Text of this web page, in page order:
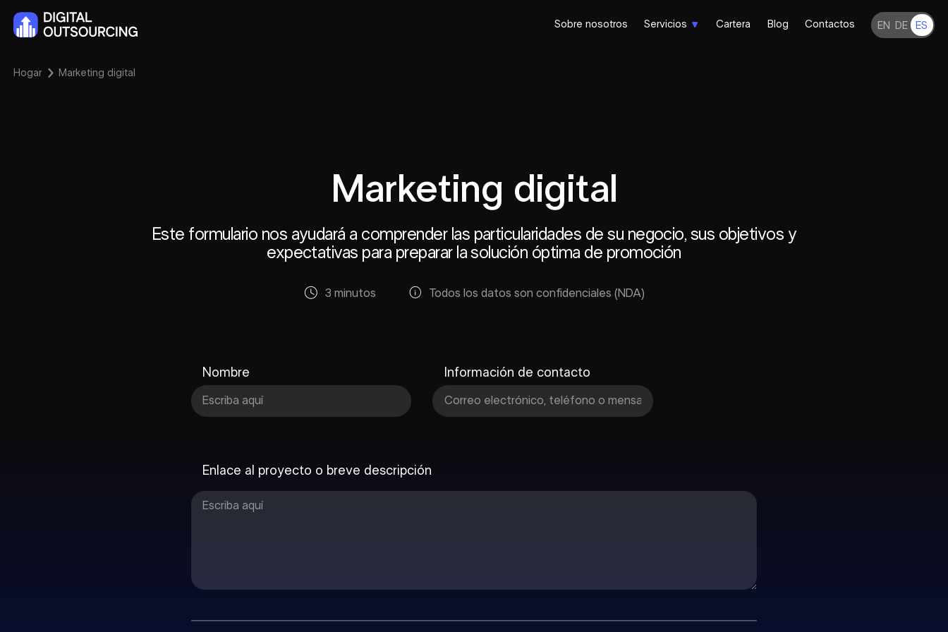
Sobre nosotros Servicios Cartera Blog Contactos EN DE ES
Hogar Marketing digital
Marketing digital
Este formulario nos ayudará a comprender las particularidades de su negocio, sus objetivos y
expectativas para preparar la solución óptima de promoción
3 minutos Todos los datos son confidenciales (NDA)
Nombre Información de contacto
Enlace al proyecto o breve descripción